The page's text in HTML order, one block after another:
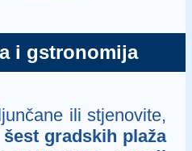
i gstronomija
ili stjenovite,
šest gradskih plaža